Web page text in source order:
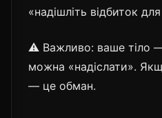
«надішліть відбиток
⚠️ Важливо: ваше тіло
можна «надіслати».
— це обман.